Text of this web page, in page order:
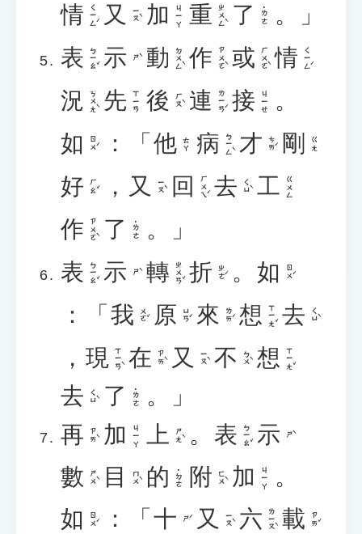
情 ㄑㄧㄥˊ 又 ㄧㄡˋ 加 ㄐㄧㄚ 重 ㄓㄨㄥˋ 了 ˙ㄌㄜ 。」
表 ㄅㄧㄠˇ 示 ㄕˋ 動 ㄉㄨㄥˋ 作 ㄗㄨㄛˋ 或 ㄏㄨㄛˋ 情 ㄑㄧㄥˊ
況 ㄎㄨㄤˋ 先 ㄒㄧㄢ 後 ㄏㄡˋ 連 ㄌㄧㄢˊ 接 ㄐㄧㄝ 。
如 ㄖㄨˊ ：「 他 ㄊㄚ 病 ㄅㄧㄥˋ 才 ㄘㄞˊ 剛 ㄍㄤ
好 ㄏㄠˇ ， 又 ㄧㄡˋ 回 ㄏㄨㄟˊ 去 ㄑㄩˋ 工 ㄍㄨㄥ
作 ㄗㄨㄛˋ 了 ˙ㄌㄜ 。」
表 ㄅㄧㄠˇ 示 ㄕˋ 轉 ㄓㄨㄢˇ 折 ㄓㄜˊ 。 如 ㄖㄨˊ
：「 我 ㄨㄛˇ 原 ㄩㄢˊ 來 ㄌㄞˊ 想 ㄒㄧㄤˇ 去 ㄑㄩˋ
， 現 ㄒㄧㄢˋ 在 ㄗㄞˋ 又 ㄧㄡˋ 不 ㄅㄨˋ 想 ㄒㄧㄤˇ
去 ㄑㄩˋ 了 ˙ㄌㄜ 。」
再 ㄗㄞˋ 加 ㄐㄧㄚ 上 ㄕㄤˋ 。 表 ㄅㄧㄠˇ 示 ㄕˋ
數 ㄕㄨˋ 目 ㄇㄨˋ 的 ˙ㄉㄜ 附 ㄈㄨˋ 加 ㄐㄧㄚ 。
如 ㄖㄨˊ ：「 十 ㄕˊ 又 ㄧㄡˋ 六 ㄌㄧㄡˋ 載 ㄗㄞˇ